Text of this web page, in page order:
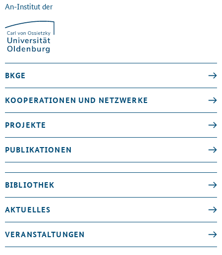
An-Institut der
BKGE
KOOPERATIONEN UND NETZWERKE
PROJEKTE
PUBLIKATIONEN
BIBLIOTHEK
AKTUELLES
VERANSTALTUNGEN